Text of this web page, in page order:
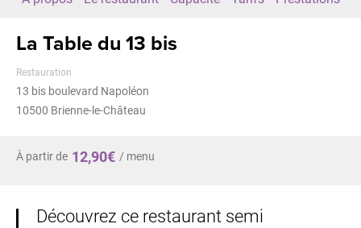
La Table du 13 bis
Restauration
13 bis boulevard Napoléon
10500 Brienne-le-Château
À partir de 12,90€ / menu
Découvrez ce restaurant semi